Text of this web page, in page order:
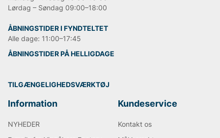
Lørdag – Søndag 09:00–18:00
ÅBNINGSTIDER I FYNDTELTET
Alle dage: 11:00–17:45
ÅBNINGSTIDER PÅ HELLIGDAGE
TILGÆNGELIGHEDSVÆRKTØJ
Information
NYHEDER
Kundeservice
Kontakt os